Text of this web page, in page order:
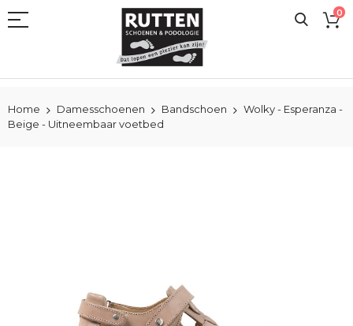
naar
0
Home Damesschoenen Bandschoen
Wolky - Esperanza -
Beige - Uitneembaar voetbed